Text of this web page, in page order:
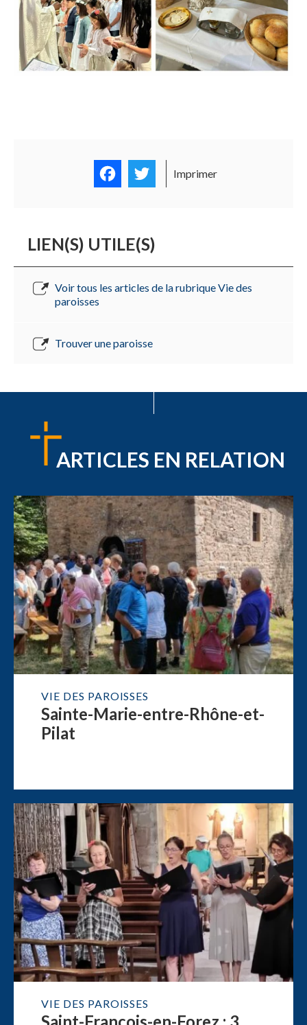
FacebookTwitter
Imprimer
LIEN(S) UTILE(S)
Voir tous les articles de la rubrique Vie des
paroisses
Trouver une paroisse
ARTICLES EN RELATION
VIE DES PAROISSES
Sainte-Marie-entre-Rhône-et-
Pilat
VIE DES PAROISSES